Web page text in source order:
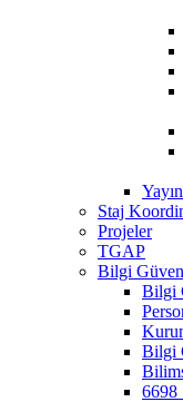
Staj
Projeler
TGAP
Bilgi
Bilgi
Bilgi
6698